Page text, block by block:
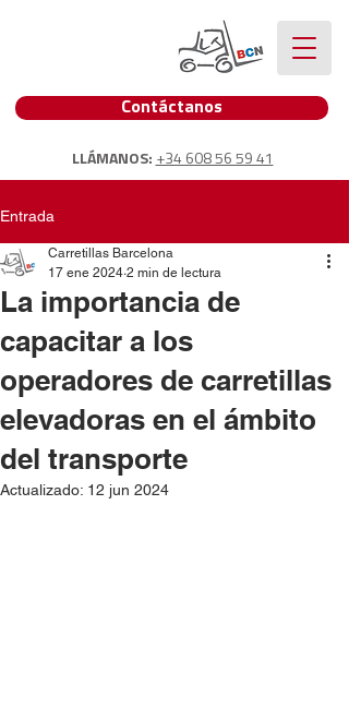
Contáctanos
LLÁMANOS: +34 608 56 59 41
Entrada
La importancia de
capacitar a los
operadores de carretillas
elevadoras en el ámbito
del transporte
Carretillas Barcelona
17 ene 2024 2 min de lectura
Actualizado: 12 jun 2024